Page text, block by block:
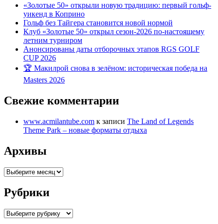
«Золотые 50» открыли новую традицию: первый гольф-
уикенд в Коприно
Гольф без Тайгера становится новой нормой
Клуб «Золотые 50» открыл сезон-2026 по-настоящему
летним турниром
Анонсированы даты отборочных этапов RGS GOLF
CUP 2026
🏆 Макилрой снова в зелёном: историческая победа на
Masters 2026
Свежие комментарии
www.acmilantube.com к записи The Land of Legends
Theme Park – новые форматы отдыха
Архивы
Архивы
Рубрики
Рубрики